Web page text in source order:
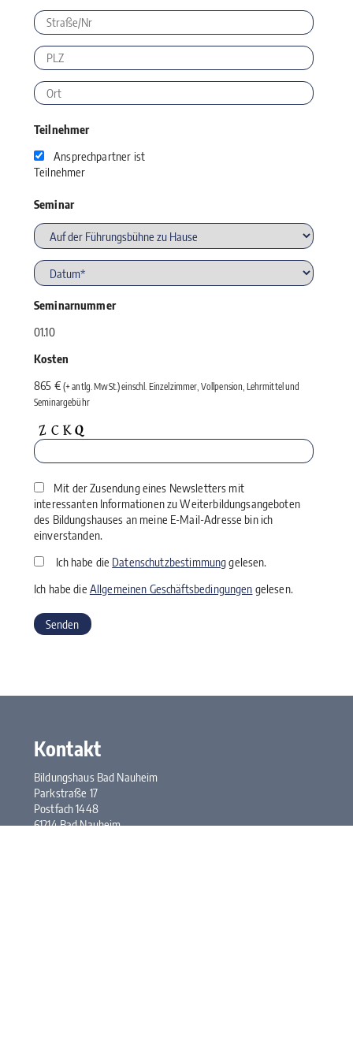
Teilnehmer
Ansprechpartner ist
Teilnehmer
Seminar
Seminarnummer
01.10
Kosten
865 € (+ antlg. MwSt.) einschl. Einzelzimmer, Vollpension, Lehrmittel und
Seminargebühr
Mit der Zusendung eines Newsletters mit
interessanten Informationen zu Weiterbildungsangeboten
des Bildungshauses an meine E-Mail-Adresse bin ich
einverstanden.
Ich habe die Datenschutzbestimmunggelesen.
Ich habe die Allgemeinen Geschäftsbedingungen gelesen.
Kontakt
Bildungshaus Bad Nauheim
Parkstraße 17
Postfach 1448
61214 Bad Nauheim